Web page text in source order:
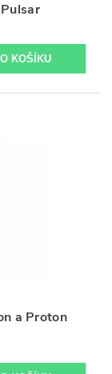
a Proton